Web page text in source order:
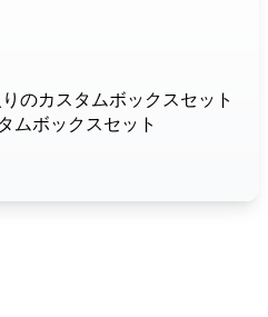
のカスタムボックスセット
ムボックスセット